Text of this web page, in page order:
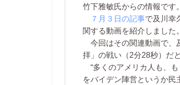
竹下雅敏氏からの情報です。
７月３日の記事で及川幸
関する動画を紹介しました。
今回はその関連動画で、
拝」の戦い（2分28秒）だ
“多くのアメリカ人も、
をバイデン陣営というか民